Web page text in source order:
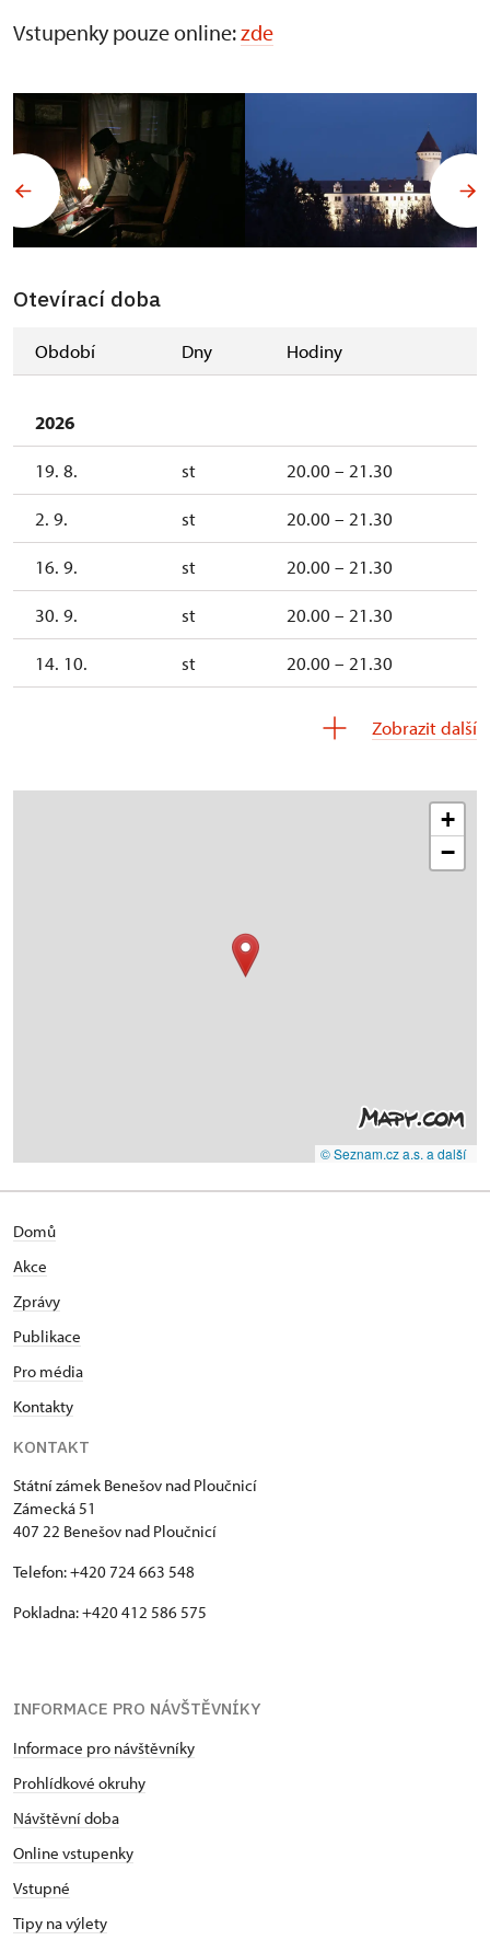
Vstupenky pouze online:zde
Otevírací doba
Období Dny Hodiny
2026
19. 8. st 20.00 – 21.30
2. 9. st 20.00 – 21.30
16. 9. st 20.00 – 21.30
30. 9. st 20.00 – 21.30
14. 10. st 20.00 – 21.30
20.00 – 21.30
Zobrazit další
+
−
© Seznam.cz a.s. a další
Domů
Akce
Zprávy
Publikace
Pro média
Kontakty
KONTAKT
Státní zámek Benešov nad Ploučnicí
Zámecká 51
407 22 Benešov nad Ploučnicí
Telefon: +420 724 663 548
Pokladna: +420 412 586 575
INFORMACE PRO NÁVŠTĚVNÍKY
Informace pro návštěvníky
Prohlídkové okruhy
Návštěvní doba
Online vstupenky
Vstupné
Tipy na výlety